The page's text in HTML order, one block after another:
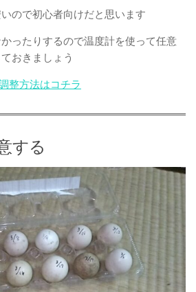
ので初心者向けだと思います
ったりするので温度計を使って任意
おきましょう
整方法はコチラ
する